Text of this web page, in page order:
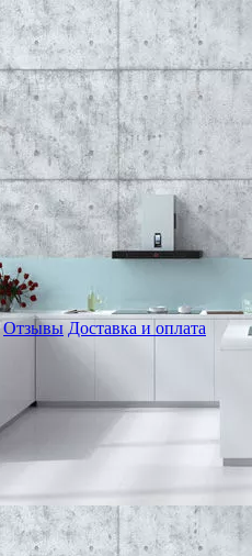
Отзывы Доставка и оплата